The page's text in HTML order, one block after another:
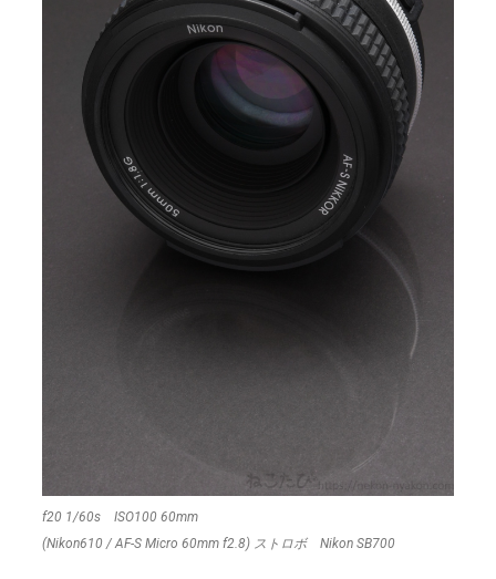
f20 1/60s ISO100 60mm
(Nikon610 / AF-S Micro 60mm f2.8) ストロボ Nikon SB700